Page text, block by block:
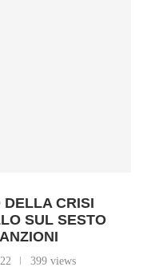
DELLA CRISI
SUL SESTO
399 views